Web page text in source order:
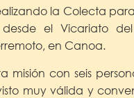
la Colecta
el Vicariato
en Canoa.
misión con seis
muy válida y